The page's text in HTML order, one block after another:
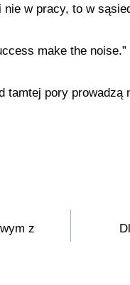
w pracy, to w
make the noise.”
tamtej pory prowadzą
z